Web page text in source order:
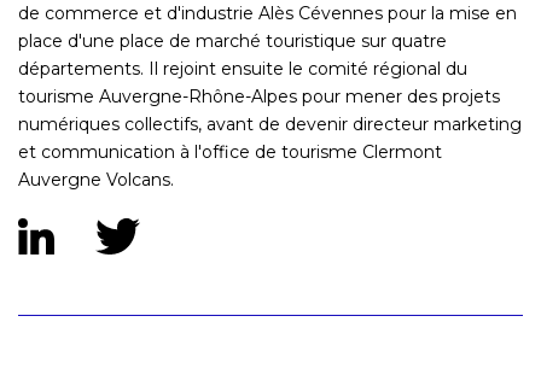
de commerce et d'industrie Alès Cévennes pour la mise en
place d'une place de marché touristique sur quatre
départements. Il rejoint ensuite le comité régional du
tourisme Auvergne-Rhône-Alpes pour mener des projets
numériques collectifs, avant de devenir directeur marketing
et communication à l'office de tourisme Clermont
Auvergne Volcans.